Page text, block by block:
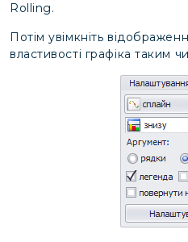
Rolling.
Потім увімкніть
властивості графіка таким